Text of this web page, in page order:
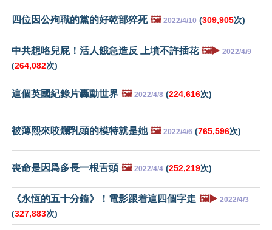
四位因公殉職的黨的好乾部猝死 🖼️ 2022/4/10 (309,905次)
中共想咯兒屁！活人餓急造反 上墳不許插花 🖼️▶️ 2022/4/9
(264,082次)
這個英國紀錄片轟動世界 🖼️ 2022/4/8 (224,616次)
被薄熙來咬爛乳頭的模特就是她 🖼️ 2022/4/6 (765,596次)
喪命是因爲多長一根舌頭 🖼️ 2022/4/4 (252,219次)
《永恆的五十分鐘》！電影跟着這四個字走 🖼️▶️ 2022/4/3
(327,883次)